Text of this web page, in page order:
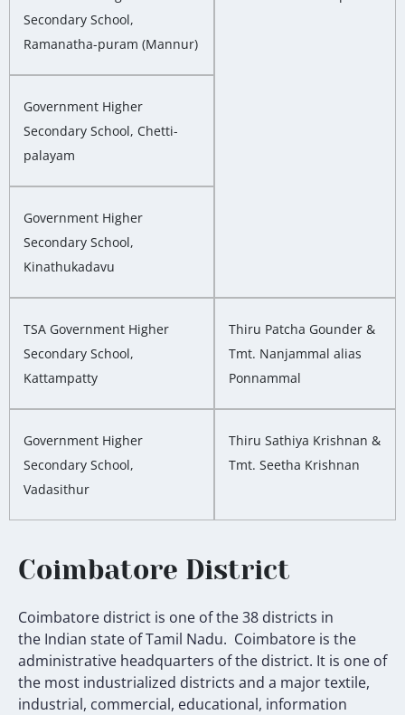
Secondary School,
Ramanatha-puram (Mannur)
Government Higher
Secondary School, Chetti-
palayam
Government Higher
Secondary School,
Kinathukadavu
TSA Government Higher
Secondary School,
Kattampatty
Thiru Patcha Gounder &
Tmt. Nanjammal alias
Ponnammal
Government Higher
Secondary School,
Vadasithur
Thiru Sathiya Krishnan &
Tmt. Seetha Krishnan
Coimbatore District
Coimbatore district is one of the 38 districts in
the Indian state of Tamil Nadu. Coimbatore is the
administrative headquarters of the district. It is one of
the most industrialized districts and a major textile,
industrial, commercial, educational, information